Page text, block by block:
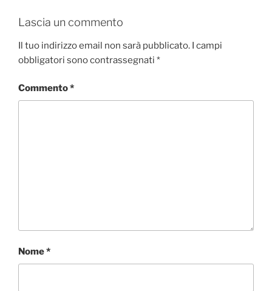
Lascia un commento
Il tuo indirizzo email non sarà pubblicato. I campi
obbligatori sono contrassegnati *
Commento*
Nome*